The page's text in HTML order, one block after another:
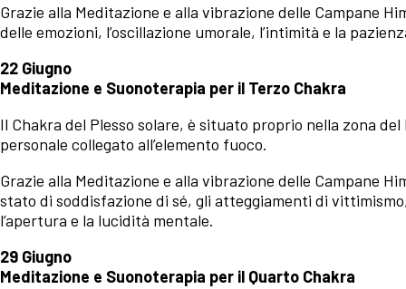
Grazie alla Meditazione e alla vibrazione delle Campane
delle emozioni, l’oscillazione umorale, l’intimità e la
22 Giugno
Meditazione e Suonoterapia per il Terzo Chakra
Il Chakra del Plesso solare, è situato proprio nella zona
personale collegato all’elemento fuoco.
Grazie alla Meditazione e alla vibrazione delle Campane
stato di soddisfazione di sé, gli atteggiamenti di
l’apertura e la lucidità mentale.
29 Giugno
Meditazione e Suonoterapia per il Quarto Chakra